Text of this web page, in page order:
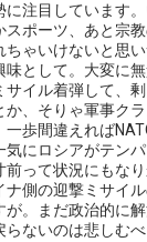
に注目しています
スポーツ、あと宗
ちゃいけないと思
として。大変に無
サイル着弾して、
か、そりゃ軍事ク
一歩間違えれば
気にロシアがテン
前って状況にもな
ナ側の迎撃ミサイ
が。まだ政治的に
らないのは悲しむ